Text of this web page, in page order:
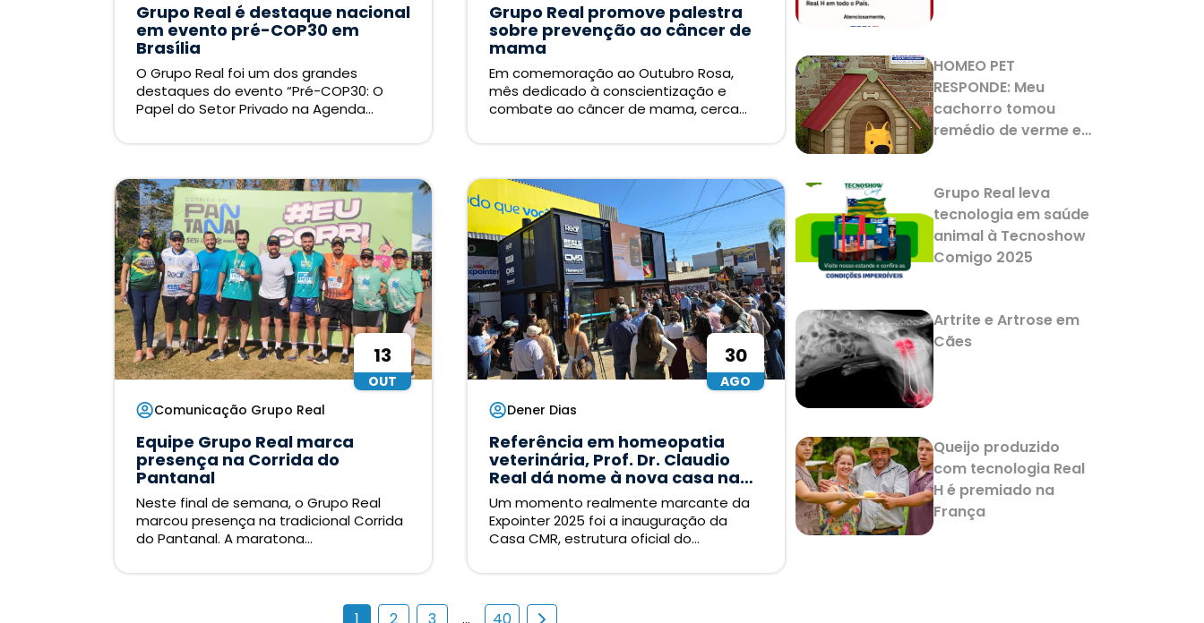
Grupo Real é destaque nacional
em evento pré-COP30 em
Brasília
O Grupo Real foi um dos grandes
destaques do evento “Pré-COP30: O
Papel do Setor Privado na Agenda...
Grupo Real promove palestra
sobre prevenção ao câncer de
mama
Em comemoração ao Outubro Rosa,
mês dedicado à conscientização e
combate ao câncer de mama, cerca...
13
OUT
Comunicação Grupo Real
Equipe Grupo Real marca
presença na Corrida do
Pantanal
Neste final de semana, o Grupo Real
marcou presença na tradicional Corrida
do Pantanal. A maratona...
30
AGO
Dener Dias
Referência em homeopatia
veterinária, Prof. Dr. Claudio
Real dá nome à nova casa na
Expointer
Um momento realmente marcante da
Expointer 2025 foi a inauguração da
Casa CMR, estrutura oficial do...
HOMEO PET
RESPONDE: Meu
cachorro tomou
remédio de verme e
normal?
Grupo Real leva
tecnologia em saúde
animal à Tecnoshow
Comigo 2025
Artrite e Artrose em
Cães
Queijo produzido
com tecnologia Real
H é premiado na
França